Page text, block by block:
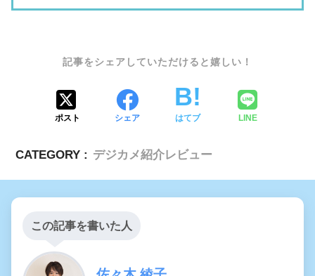
ポスト シェア はてブ LINE
CATEGORY : デジカメ紹介レビュー
この記事を書いた人